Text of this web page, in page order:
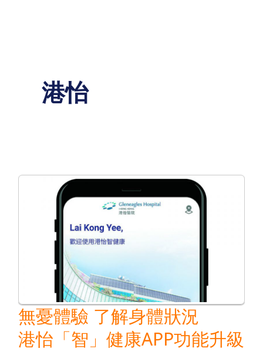
港怡
無憂體驗 了解身體狀況
港怡「智」健康APP功能升級
身
體
狀